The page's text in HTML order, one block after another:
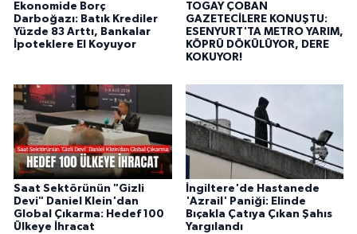
Ekonomide Borç
Darboğazı: Batık Krediler
Yüzde 83 Arttı, Bankalar
İpoteklere El Koyuyor
TOGAY ÇOBAN
GAZETECİLERE KONUŞTU:
ESENYURT'TA METRO YARIM,
KÖPRÜ DÖKÜLÜYOR, DERE
KOKUYOR!
Saat Sektörünün "Gizli
Devi" Daniel Klein'dan
Global Çıkarma: Hedef 100
Ülkeye İhracat
İngiltere'de Hastanede
'Azrail' Paniği: Elinde
Bıçakla Çatıya Çıkan Şahıs
Yargılandı